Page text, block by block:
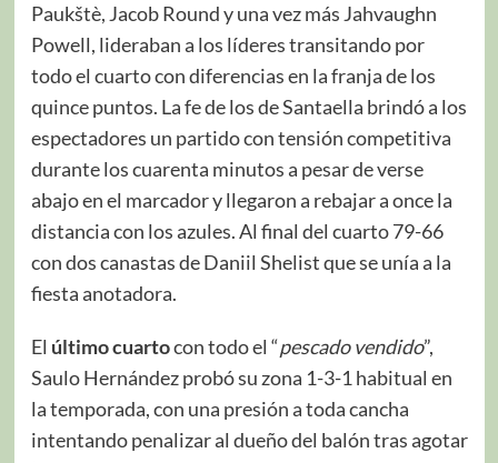
Paukštè, Jacob Round y una vez más Jahvaughn
Powell, lideraban a los líderes transitando por
todo el cuarto con diferencias en la franja de los
quince puntos. La fe de los de Santaella brindó a los
espectadores un partido con tensión competitiva
durante los cuarenta minutos a pesar de verse
abajo en el marcador y llegaron a rebajar a once la
distancia con los azules. Al final del cuarto 79-66
con dos canastas de Daniil Shelist que se unía a la
fiesta anotadora.
El último cuartocon todo el “pescado vendido”,
Saulo Hernández probó su zona 1-3-1 habitual en
la temporada, con una presión a toda cancha
intentando penalizar al dueño del balón tras agotar